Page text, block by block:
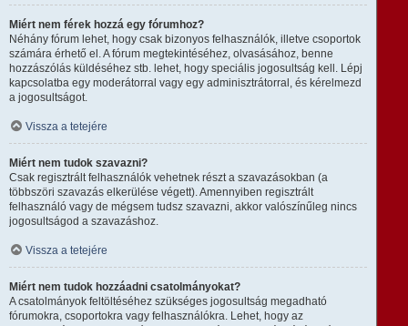
Miért nem férek hozzá egy fórumhoz?
Néhány fórum lehet, hogy csak bizonyos felhasználók, illetve csoportok
számára érhető el. A fórum megtekintéséhez, olvasásához, benne
hozzászólás küldéséhez stb. lehet, hogy speciális jogosultság kell. Lépj
kapcsolatba egy moderátorral vagy egy adminisztrátorral, és kérelmezd
a jogosultságot.
Vissza a tetejére
Miért nem tudok szavazni?
Csak regisztrált felhasználók vehetnek részt a szavazásokban (a
többszöri szavazás elkerülése végett). Amennyiben regisztrált
felhasználó vagy de mégsem tudsz szavazni, akkor valószínűleg nincs
jogosultságod a szavazáshoz.
Vissza a tetejére
Miért nem tudok hozzáadni csatolmányokat?
A csatolmányok feltöltéséhez szükséges jogosultság megadható
fórumokra, csoportokra vagy felhasználókra. Lehet, hogy az